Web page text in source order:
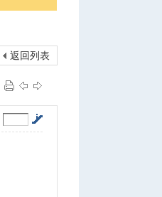
返回列表